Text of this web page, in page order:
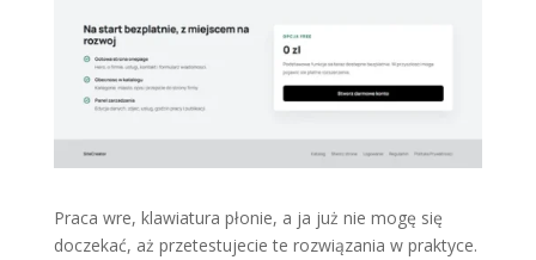
Praca wre, klawiatura płonie, a ja już nie mogę się
doczekać, aż przetestujecie te rozwiązania w praktyce.